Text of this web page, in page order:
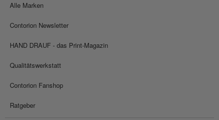
Alle Marken
Contorion Newsletter
HAND DRAUF - das Print-Magazin
Qualitätswerkstatt
Contorion Fanshop
Ratgeber